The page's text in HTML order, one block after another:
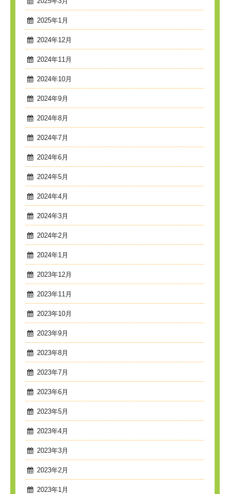
2025年1月
2024年12月
2024年11月
2024年10月
2024年9月
2024年8月
2024年7月
2024年6月
2024年5月
2024年4月
2024年3月
2024年2月
2024年1月
2023年12月
2023年11月
2023年10月
2023年9月
2023年8月
2023年7月
2023年6月
2023年5月
2023年4月
2023年3月
2023年2月
2023年1月